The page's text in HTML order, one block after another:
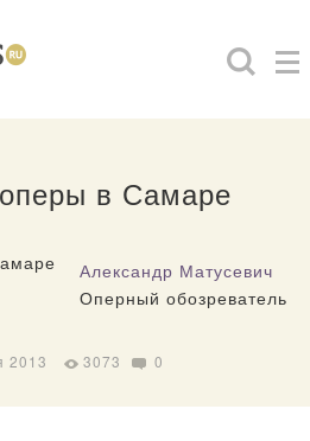
в Самаре
Александр Матусевич
Оперный обозреватель
2013 3073 0